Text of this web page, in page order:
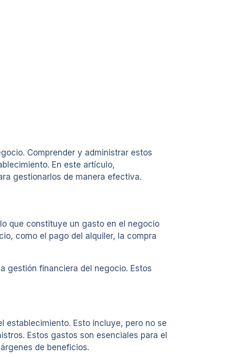
Comprender y administrar estos
En este artículo,
gestionarlos de manera efectiva.
que constituye un gasto en el negocio
como el pago del alquiler, la compra
gestión financiera del negocio. Estos
establecimiento. Esto incluye, pero no se
Estos gastos son esenciales para el
de beneficios.